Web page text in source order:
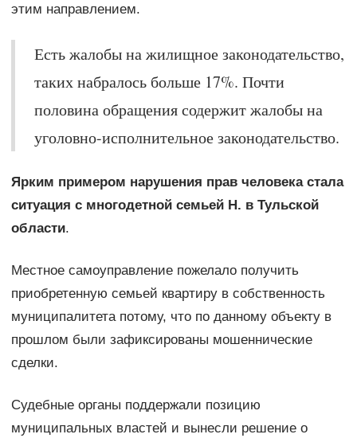
этим направлением.
Есть жалобы на жилищное законодательство,
таких набралось больше 17%. Почти
половина обращения содержит жалобы на
уголовно-исполнительное законодательство.
Ярким примером нарушения прав человека стала
ситуация с многодетной семьей Н. в Тульской
области.
Местное самоуправление пожелало получить
приобретенную семьей квартиру в собственность
муниципалитета потому, что по данному объекту в
прошлом были зафиксированы мошеннические
сделки.
Судебные органы поддержали позицию
муниципальных властей и вынесли решение о